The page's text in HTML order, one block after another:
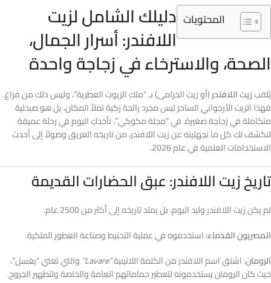
المحتويات دليلك الشامل لزيت
اللافندر: أسرار الجمال،
الصحة، والاسترخاء في زجاجة واحدة
يُلقبزيت اللافندر(أو زيت الخزامى) بـ “ملك الزيوت العطرية”، وليس ذلك من فراغ.
فهذا الزيت الأرجواني الساحر ليس مجرد رائحة زكية تملأ المكان، بل هو صيدلية
متكاملة في زجاجة صغيرة. في “مجلة مكوكي”، نأخذكِ اليوم في رحلة عميقة
لنكشف لكِ كل ما تجهلينه عن زيت اللافندر، من تاريخه العريق وصولاً إلى أحدث
الاستخدامات العلمية في عام 2026.
تاريخ زيت اللافندر: عبق الحضارات القديمة
لم يكن زيت اللافندر وليد اليوم، بل يمتد تاريخه إلى أكثر من 2500 عام.
المصريون القدماء:استخدموه في عملية التحنيط وصناعة العطور الملكية.
الرومان:اشتق اسم اللافندر من الكلمة اللاتينية“Lavare”
والتي تعني “يغسل”،
حيث كان الرومان يستخدمونه لتعطير حماماتهم العامة والخاصة ولتطهير الجروح.